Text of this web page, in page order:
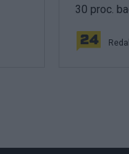
30 proc.